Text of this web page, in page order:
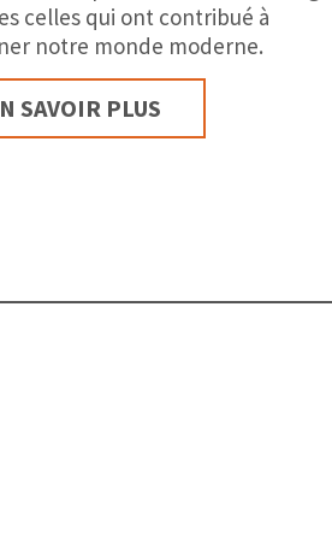
celles qui ont contribué à
notre monde moderne.
SAVOIR PLUS